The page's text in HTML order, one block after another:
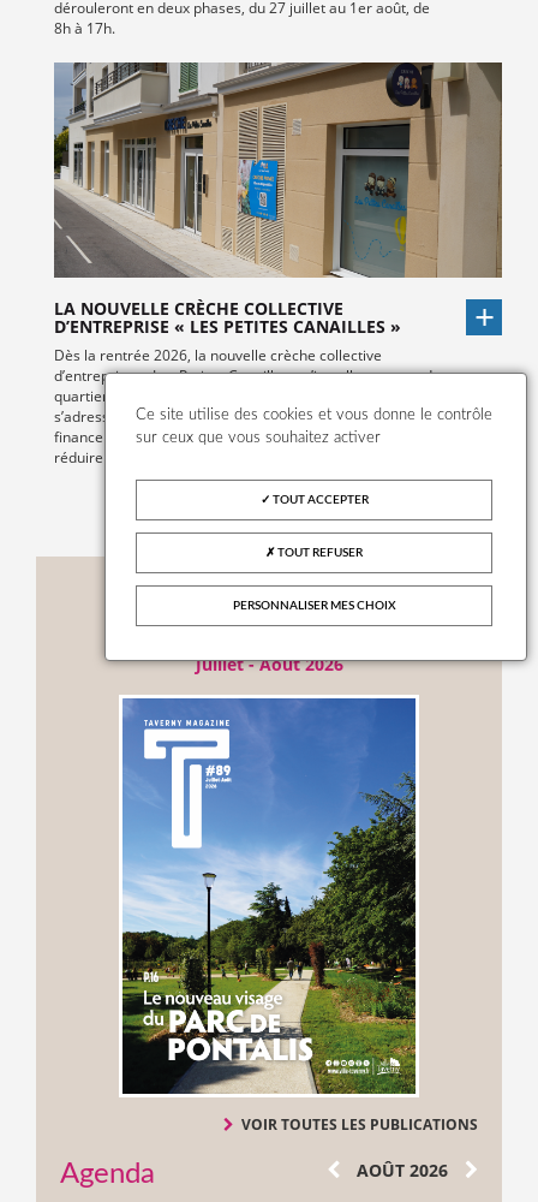
dérouleront en deux phases, du 27 juillet au 1er août, de
8h à 17h.
LA NOUVELLE CRÈCHE COLLECTIVE
D’ENTREPRISE « LES PETITES CANAILLES »
Dès la rentrée 2026, la nouvelle crèche collective
d’entreprise, « Les Petites Canailles » s’installe au cœur du
quartier Sainte-Honorine. Ce mode d’accueil innovant
s’adresse aux familles dont l’employeur participe au
financement de la place en crèche, permettant ainsi de
réduire significativement le reste à charge pour les parents.
VOIR TOUTES LES ACTUALITÉS
Publications
Juillet - Août 2026
VOIR TOUTES LES PUBLICATIONS
Agenda AOÛT 2026
Ce site utilise des cookies et vous donne le contrôle
sur ceux que vous souhaitez activer
TOUT ACCEPTER
TOUT REFUSER
PERSONNALISER MES CHOIX